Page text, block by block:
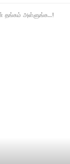
தங்கம் அள்ளுங்க..!